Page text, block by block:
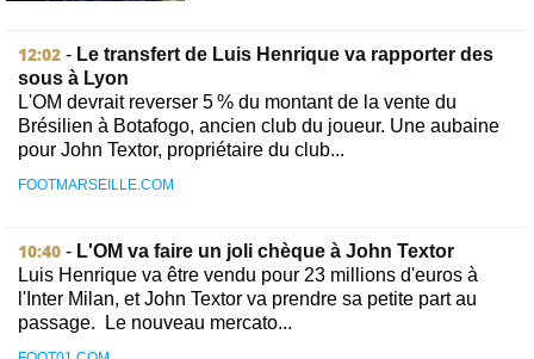
12:02 - Le transfert de Luis Henrique va rapporter des
sous à Lyon
L'OM devrait reverser 5 % du montant de la vente du
Brésilien à Botafogo, ancien club du joueur. Une aubaine
pour John Textor, propriétaire du club...
FOOTMARSEILLE.COM
10:40 - L'OM va faire un joli chèque à John Textor
Luis Henrique va être vendu pour 23 millions d'euros à
l'Inter Milan, et John Textor va prendre sa petite part au
passage. Le nouveau mercato...